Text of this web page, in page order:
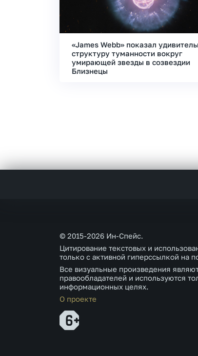
«James Webb» показал
структуру туманности вокруг
умирающей звезды в созвездии
Близнецы
© 2015-2026 Ин-Спейс.
Цитирование текстовых и
только с активной гиперссылкой на
Все визуальные произведения
правообладателей и используются
информационных целях.
О проекте